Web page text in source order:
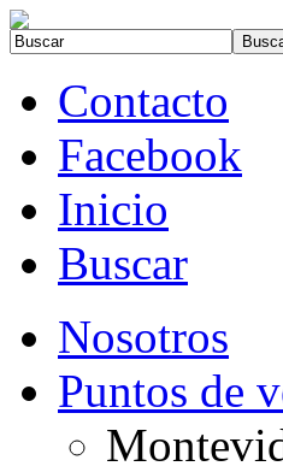
Contacto
Facebook
Inicio
Buscar
Nosotros
Puntos de